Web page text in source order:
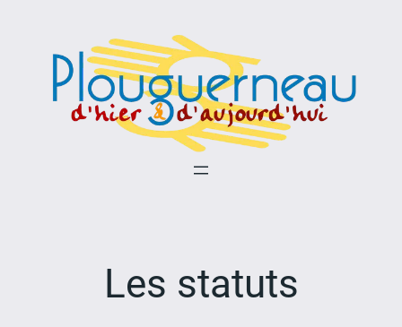
Les statuts